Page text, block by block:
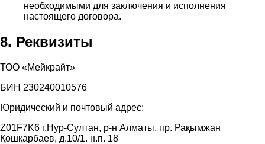
необходимыми для заключения и исполнения
настоящего договора.
8. Реквизиты
ТОО «Мейкрайт»
БИН 230240010576
Юридический и почтовый адрес:
Z01F7K6 г.Нур-Султан, р-н Алматы, пр. Рақымжан
Қошқарбаев, д.10/1. н.п. 18